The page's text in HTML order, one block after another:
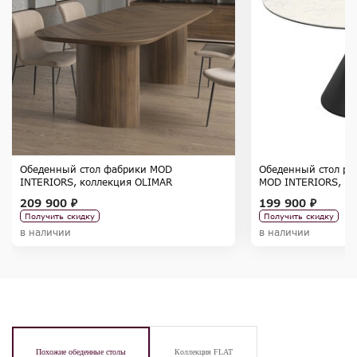
Обеденный стол фабрики MOD
INTERIORS, коллекция OLIMAR
209 900 ₽
Получить скидку
в наличии
Обеденный стол
MOD INTERIORS,
199 900 ₽
Получить скидку
в наличии
Похожие обеденные столы Коллекция FLAT